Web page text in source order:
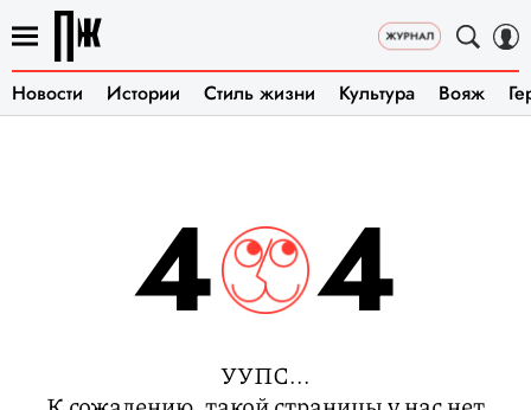
Новости Истории Стиль жизни Культура Вояж
4 4
УУПС...